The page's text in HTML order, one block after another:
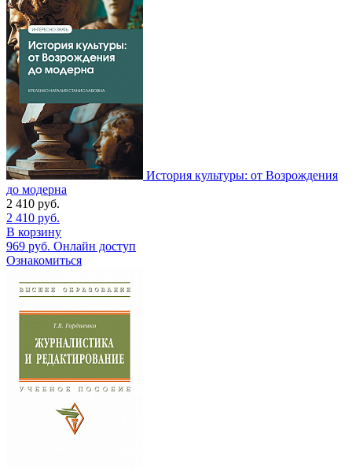
История культуры: от Возрождения
до модерна
2 410 руб.
2 410 руб.
В корзину
969 руб. Онлайн доступ
Ознакомиться